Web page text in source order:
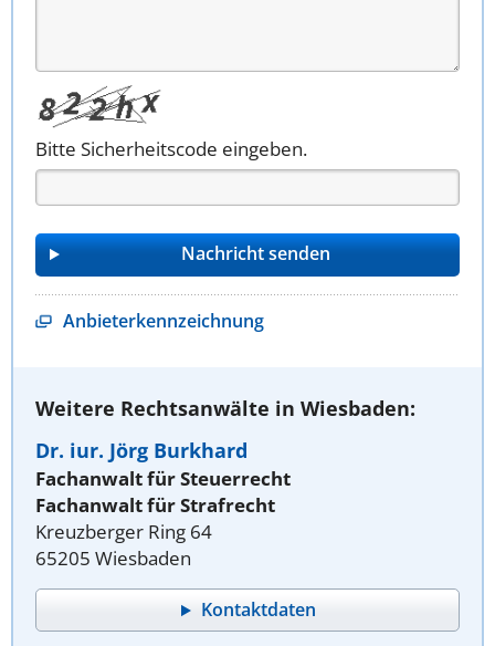
Bitte Sicherheitscode eingeben.
Anbieterkennzeichnung
Weitere Rechtsanwälte in Wiesbaden:
Dr. iur. Jörg Burkhard
Fachanwalt für Steuerrecht
Fachanwalt für Strafrecht
Kreuzberger Ring 64
65205 Wiesbaden
Kontaktdaten